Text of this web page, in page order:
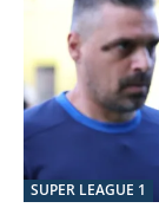
SUPER LEAGUE 1